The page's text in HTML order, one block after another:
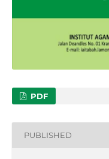
PDF
PUBLISHED